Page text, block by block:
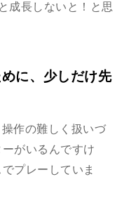
成長しないと！と思
に、少しだけ先
作の難しく扱いづ
がいるんですけ
プレーしていま